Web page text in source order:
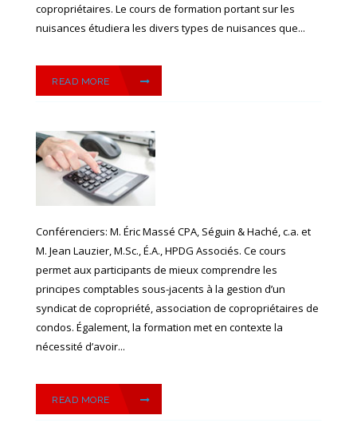
copropriétaires. Le cours de formation portant sur les
nuisances étudiera les divers types de nuisances que...
READ MORE
Conférenciers: M. Éric Massé CPA, Séguin & Haché, c.a. et
M. Jean Lauzier, M.Sc., É.A., HPDG Associés. Ce cours
permet aux participants de mieux comprendre les
principes comptables sous-jacents à la gestion d’un
syndicat de copropriété, association de copropriétaires de
condos. Également, la formation met en contexte la
nécessité d’avoir...
READ MORE